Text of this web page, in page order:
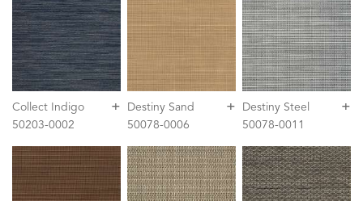
+
Collect Indigo
50203-0002
+
Destiny Sand
50078-0006
+
Destiny Steel
50078-0011